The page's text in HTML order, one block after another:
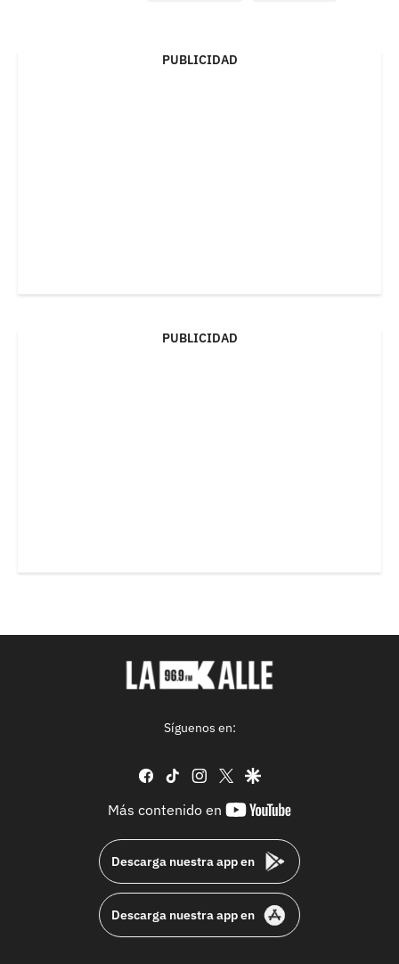
PUBLICIDAD
PUBLICIDAD
Síguenos en:
facebook
tiktok instagram
twittergoogle
Más contenido en
youtube-
Descarga nuestra app en
Descarga nuestra app en